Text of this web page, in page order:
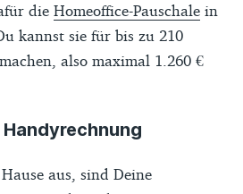
die Homeoffice-Pauschale in
kannst sie für bis zu 210
also maximal 1.260 €
aus, sind Deine